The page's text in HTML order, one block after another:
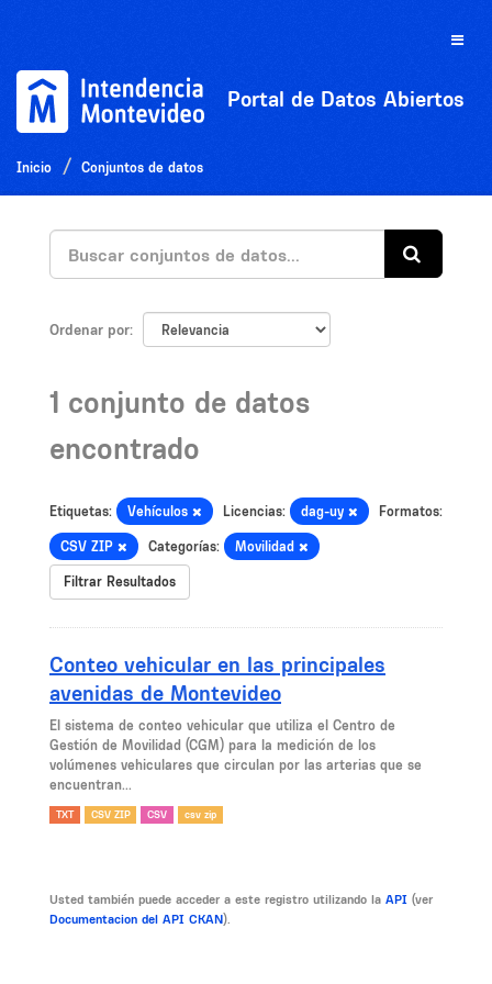
Toggle
Portal de Datos Abiertos
Inicio Conjuntos de datos
Ordenar por
1 conjunto de datos
encontrado
Etiquetas: Vehículos Licencias: dag-uy Formatos:
CSV ZIP Categorías: Movilidad
Filtrar Resultados
Conteo vehicular en las principales
avenidas de Montevideo
El sistema de conteo vehicular que utiliza el Centro de
Gestión de Movilidad (CGM) para la medición de los
volúmenes vehiculares que circulan por las arterias que se
encuentran...
TXT CSV ZIP CSV csv zip
Usted también puede acceder a este registro utilizando la API (ver
Documentacion del API CKAN).